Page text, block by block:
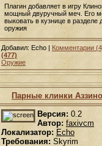
Плагин добавляет в игру
мощный двуручный меч. Его
выковать в кузнице в разделе
оружия
Добавил: Echo | Комментарии
(477)
Оружие
Парные клинки
Версия: 0.2
Автор: faxivcm
Локализатор: Echo
Требования: Skyrim